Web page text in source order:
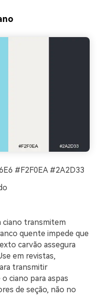
#F2F0EA #2A2D33
ciano transmitem
quente impede que
carvão assegura
em revistas,
transmitir
ciano para aspas
de seção, não no